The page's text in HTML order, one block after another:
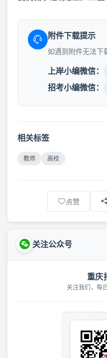
附件下载提示
如遇到附件无法下
上岸小编微信：
招考小编微信：
相关标签
教师 高校
点赞
关注公众号
重庆
关注我们，每